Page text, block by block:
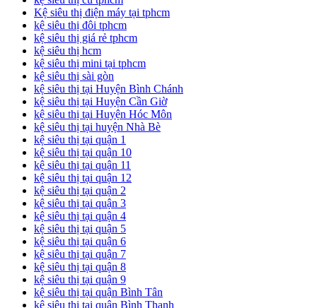
Kệ siêu thị điện máy tại tphcm
kệ siêu thị đôi tphcm
kệ siêu thị giá rẻ tphcm
kệ siêu thị hcm
kệ siêu thị mini tại tphcm
kệ siêu thị sài gòn
kệ siêu thị tại Huyện Bình Chánh
kệ siêu thị tại Huyện Cần Giờ
kệ siêu thị tại Huyện Hóc Môn
kệ siêu thị tại huyện Nhà Bè
kệ siêu thị tại quận 1
kệ siêu thị tại quận 10
kệ siêu thị tại quận 11
kệ siêu thị tại quận 12
kệ siêu thị tại quận 2
kệ siêu thị tại quận 3
kệ siêu thị tại quận 4
kệ siêu thị tại quận 5
kệ siêu thị tại quận 6
kệ siêu thị tại quận 7
kệ siêu thị tại quận 8
kệ siêu thị tại quận 9
kệ siêu thị tại quận Bình Tân
kệ siêu thị tại quận Bình Thạnh